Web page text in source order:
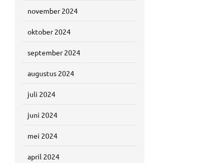
november 2024
oktober 2024
september 2024
augustus 2024
juli 2024
juni 2024
mei 2024
april 2024